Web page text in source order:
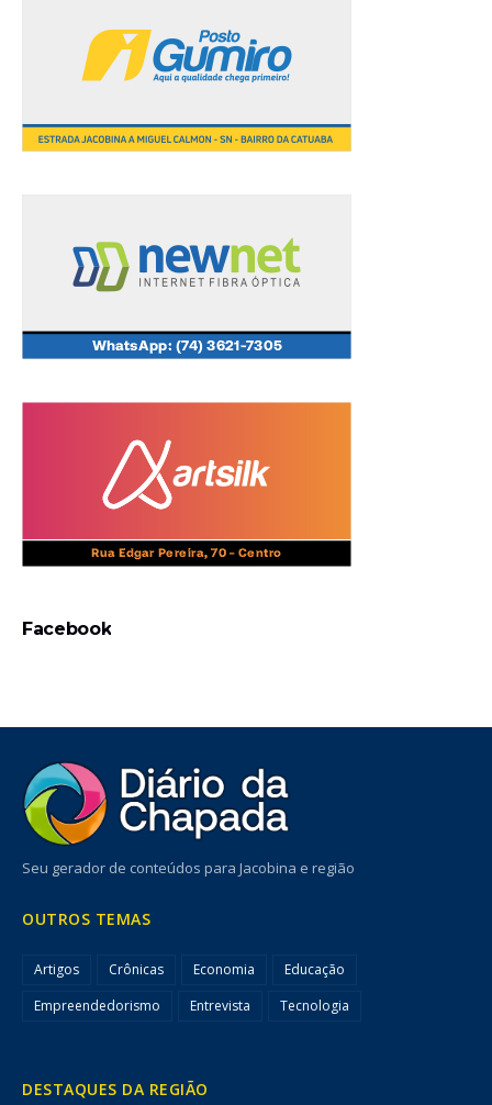
Facebook
Seu gerador de conteúdos para Jacobina e região
OUTROS TEMAS
Artigos Crônicas Economia
Educação
Empreendedorismo
Entrevista Tecnologia
DESTAQUES DA REGIÃO